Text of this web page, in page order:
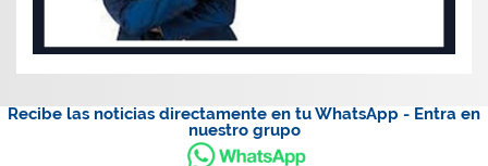
Recibe las noticias directamente en tu WhatsApp - Entra en
nuestro grupo